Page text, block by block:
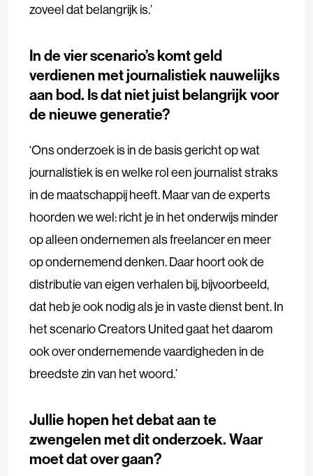
zoveel dat belangrijk is.’
In de vier scenario’s komt geld
verdienen met journalistiek nauwelijks
aan bod. Is dat niet juist belangrijk voor
de nieuwe generatie?
‘Ons onderzoek is in de basis gericht op wat
journalistiek is en welke rol een journalist straks
in de maatschappij heeft. Maar van de experts
hoorden we wel: richt je in het onderwijs minder
op alleen ondernemen als freelancer en meer
op ondernemend denken. Daar hoort ook de
distributie van eigen verhalen bij, bijvoorbeeld,
dat heb je ook nodig als je in vaste dienst bent. In
het scenario Creators United gaat het daarom
ook over ondernemende vaardigheden in de
breedste zin van het woord.’
Jullie hopen het debat aan te
zwengelen met dit onderzoek. Waar
moet dat over gaan?